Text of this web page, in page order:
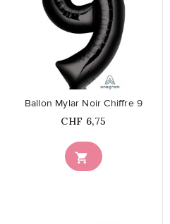

Ballon Mylar Noir Chiffre 9
Prix
CHF 6,75